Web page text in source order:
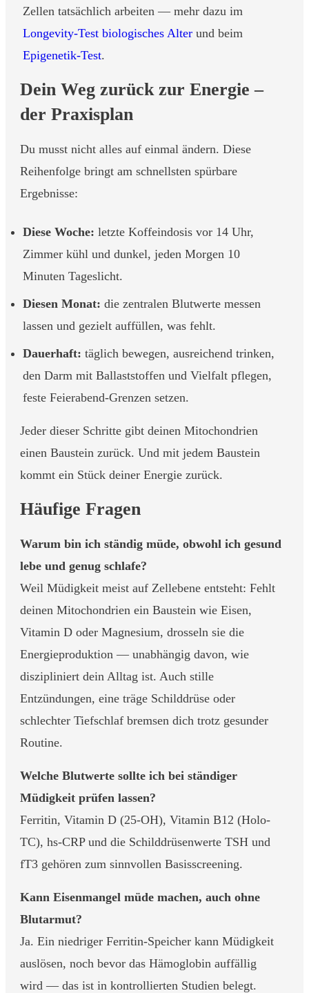
Zellen tatsächlich arbeiten — mehr dazu im
Longevity-Test biologisches Alter und beim
Epigenetik-Test.
Dein Weg zurück zur Energie –
der Praxisplan
Du musst nicht alles auf einmal ändern. Diese
Reihenfolge bringt am schnellsten spürbare
Ergebnisse:
Diese Woche: letzte Koffeindosis vor 14 Uhr,
Zimmer kühl und dunkel, jeden Morgen 10
Minuten Tageslicht.
Diesen Monat: die zentralen Blutwerte messen
lassen und gezielt auffüllen, was fehlt.
Dauerhaft: täglich bewegen, ausreichend trinken,
den Darm mit Ballaststoffen und Vielfalt pflegen,
feste Feierabend-Grenzen setzen.
Jeder dieser Schritte gibt deinen Mitochondrien
einen Baustein zurück. Und mit jedem Baustein
kommt ein Stück deiner Energie zurück.
Häufige Fragen
Warum bin ich ständig müde, obwohl ich gesund
lebe und genug schlafe?
Weil Müdigkeit meist auf Zellebene entsteht: Fehlt
deinen Mitochondrien ein Baustein wie Eisen,
Vitamin D oder Magnesium, drosseln sie die
Energieproduktion — unabhängig davon, wie
diszipliniert dein Alltag ist. Auch stille
Entzündungen, eine träge Schilddrüse oder
schlechter Tiefschlaf bremsen dich trotz gesunder
Routine.
Welche Blutwerte sollte ich bei ständiger
Müdigkeit prüfen lassen?
Ferritin, Vitamin D (25-OH), Vitamin B12 (Holo-
TC), hs-CRP und die Schilddrüsenwerte TSH und
fT3 gehören zum sinnvollen Basisscreening.
Kann Eisenmangel müde machen, auch ohne
Blutarmut?
Ja. Ein niedriger Ferritin-Speicher kann Müdigkeit
auslösen, noch bevor das Hämoglobin auffällig
wird — das ist in kontrollierten Studien belegt.